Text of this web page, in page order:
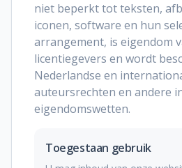
niet beperkt tot teksten,
iconen, software en hun
arrangement, is eigendom
licentiegevers en wordt
Nederlandse en
auteursrechten en andere
eigendomswetten.
Toegestaan gebruik